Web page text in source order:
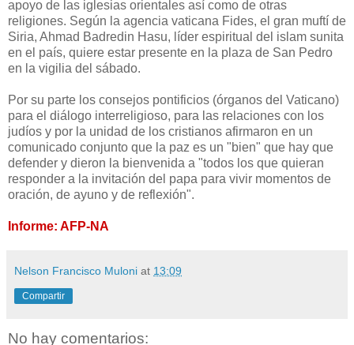
apoyo de las iglesias orientales así como de otras
religiones. Según la agencia vaticana Fides, el gran muftí de
Siria, Ahmad Badredin Hasu, líder espiritual del islam sunita
en el país, quiere estar presente en la plaza de San Pedro
en la vigilia del sábado.
Por su parte los consejos pontificios (órganos del Vaticano)
para el diálogo interreligioso, para las relaciones con los
judíos y por la unidad de los cristianos afirmaron en un
comunicado conjunto que la paz es un "bien" que hay que
defender y dieron la bienvenida a "todos los que quieran
responder a la invitación del papa para vivir momentos de
oración, de ayuno y de reflexión".
Informe: AFP-NA
Nelson Francisco Muloni at 13:09
Compartir
No hay comentarios: